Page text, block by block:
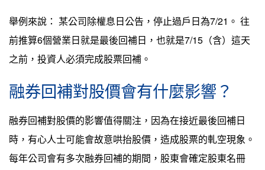
舉例來說： 某公司除權息日公告，停止過戶日為7/21。 往
前推算6個營業日就是最後回補日，也就是7/15（含）這天
之前，投資人必須完成股票回補。
融券回補對股價會有什麼影響？
融券回補對股價的影響值得關注，因為在接近最後回補日
時，有心人士可能會故意哄抬股價，造成股票的軋空現象。
每年公司會有多次融券回補的期間，股東會確定股東名冊